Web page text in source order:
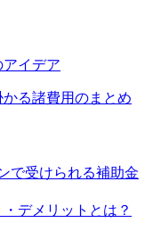
アイデア
る諸費用のまとめ
で受けられる補助金
デメリットとは？